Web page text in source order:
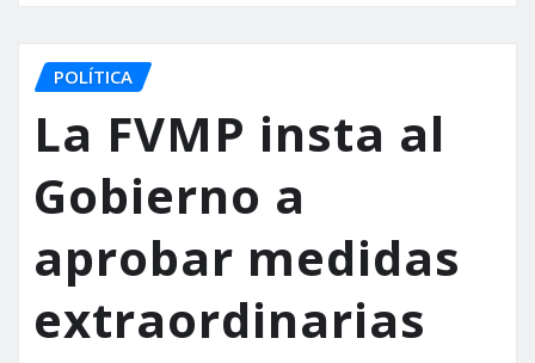
POLÍTICA
La FVMP insta al
Gobierno a
aprobar medidas
extraordinarias